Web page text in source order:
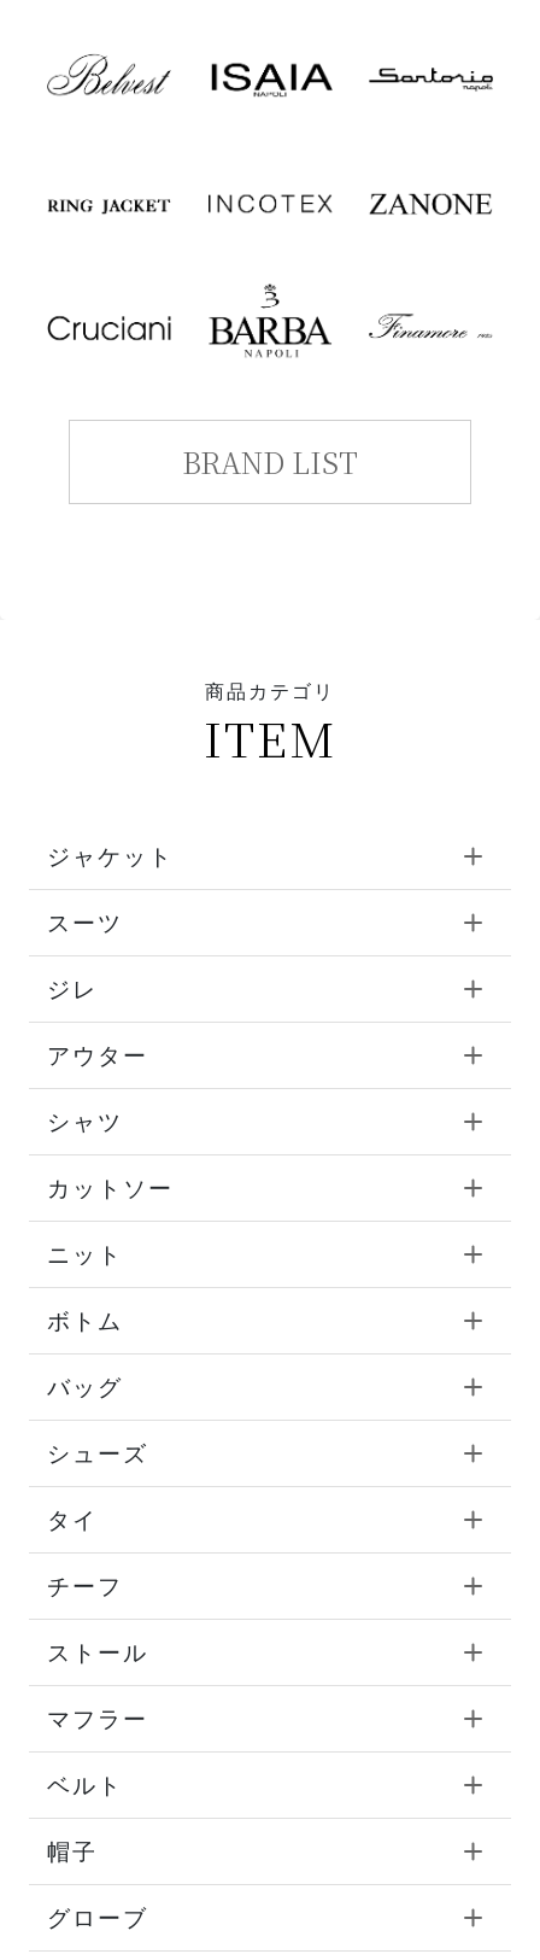
BRAND LIST
商品カテゴリ
ITEM
ジャケット
スーツ
ジレ
アウター
シャツ
カットソー
ニット
ボトム
バッグ
シューズ
タイ
チーフ
ストール
マフラー
ベルト
帽子
グローブ